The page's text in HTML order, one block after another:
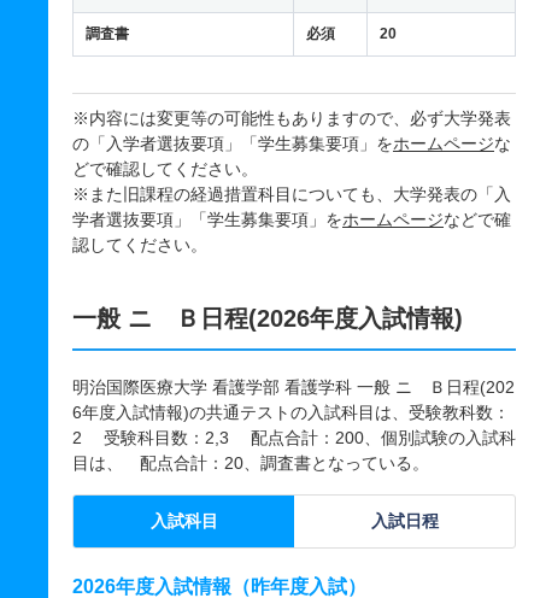
調査書 必須 20
※内容には変更等の可能性もありますので、必ず大学発表
の「入学者選抜要項」「学生募集要項」をホームページな
どで確認してください。
※また旧課程の経過措置科目についても、大学発表の「入
学者選抜要項」「学生募集要項」をホームページなどで確
認してください。
一般 ニ Ｂ日程(2026年度入試情報)
明治国際医療大学 看護学部 看護学科 一般 ニ Ｂ日程(202
6年度入試情報)の共通テストの入試科目は、受験教科数：
2 受験科目数：2,3 配点合計：200、個別試験の入試科
目は、 配点合計：20、調査書となっている。
入試科目 入試日程
2026年度入試情報（昨年度入試）